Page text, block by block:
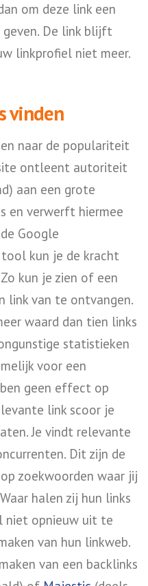
om deze link een
geven. De link blijft
linkprofiel niet meer.
vinden
naar de populariteit
ontleent autoriteit
aan een grote
en verwerft hiermee
Google
kun je de kracht
kun je zien of een
link van te ontvangen.
waard dan tien links
statistieken
voor een
geen effect op
link scoor je
Je vindt relevante
Dit zijn de
zoekwoorden waar jij
halen zij hun links
niet opnieuw uit te
van hun linkweb.
van een backlinks